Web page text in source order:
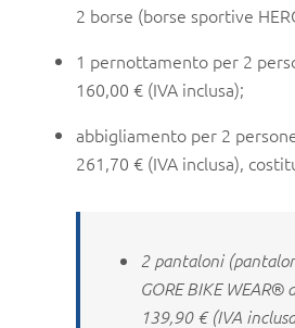
2 borse (borse sportive
1 pernottamento per 2
160,00 € (IVA inclusa);
abbigliamento per 2
261,70 € (IVA inclusa),
2 pantaloni
GORE BIKE WEAR®
139,90 € (IVA